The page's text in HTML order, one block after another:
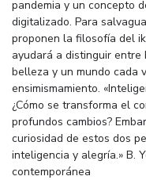
pandemia y un concepto
digitalizado. Para
proponen la filosofía del
ayudará a distinguir entre
belleza y un mundo cada
ensimismamiento.
¿Cómo se transforma el
profundos cambios?
curiosidad de estos dos
inteligencia y alegría.» B.
contemporánea